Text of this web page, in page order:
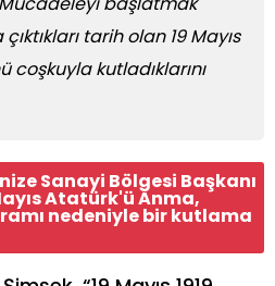
tarih olan 19 Mayıs
coşkuyla kutladıklarını
Sanayi Bölgesi Başkanı
Atatürk'ü Anma,
nedeniyle bir kutlama